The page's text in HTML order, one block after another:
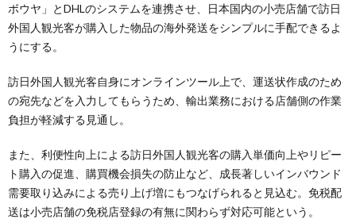
ボウヤ」とDHLのシステムを連携させ、日本国内の小売店舗で訪日
外国人観光客が購入した物品の海外発送をシンプルに手配できるよ
うにする。
訪日外国人観光客自身にオンラインツール上で、運送状作成のため
の宛先などを入力してもらうため、輸出業務における店舗側の作業
負担が軽減する見通し。
また、利便性向上による訪日外国人観光客の購入単価向上やリピー
ト購入の促進、購買機会損失の防止など、成長著しいインバウンド
需要取り込みによる売り上げ増にもつなげられると見込む。免税配
送は小売店舗の免税店登録の有無に関わらず対応可能という。